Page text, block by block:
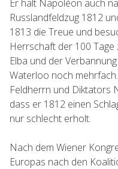
Er hält Napoléon auch
Russlandfeldzug 1812
1813 die Treue und
Herrschaft der 100
Elba und der
Waterloo noch
Feldherrn und Diktators
dass er 1812 einen
nur schlecht erholt.
Nach dem Wiener
Europas nach den